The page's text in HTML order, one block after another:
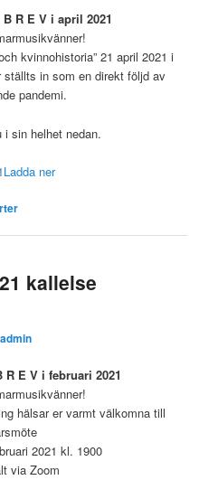
R E V i april 2021
kvinnohistoria” 21 april 2021 i
ställts in som en direkt följd av
pandemi.
i sin helhet nedan.
Ladda ner
kallelse
admin
R E V i februari 2021
hälsar er varmt välkomna till
2021 kl. 1900
via Zoom